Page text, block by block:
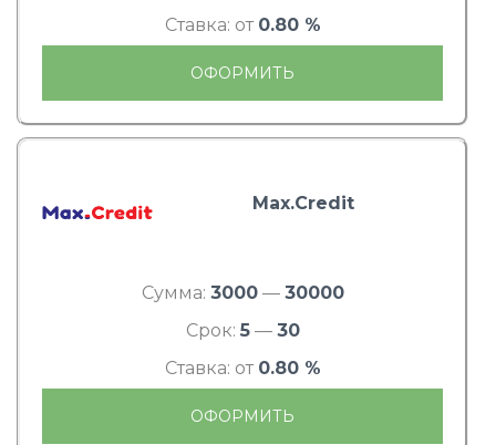
Ставка: от 0.80 %
ОФОРМИТЬ
Max.Credit
Сумма: 3000— 30000
Срок: 5— 30
Ставка: от 0.80 %
ОФОРМИТЬ